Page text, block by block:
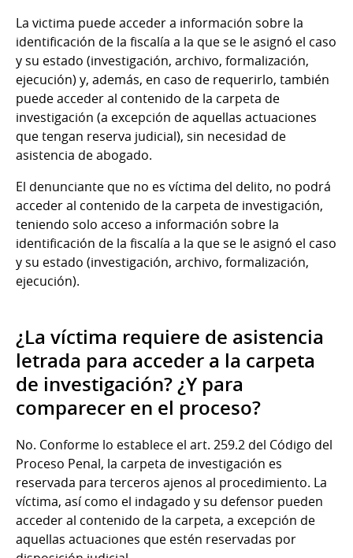
La victima puede acceder a información sobre la
identificación de la fiscalía a la que se le asignó el caso
y su estado (investigación, archivo, formalización,
ejecución) y, además, en caso de requerirlo, también
puede acceder al contenido de la carpeta de
investigación (a excepción de aquellas actuaciones
que tengan reserva judicial), sin necesidad de
asistencia de abogado.
El denunciante que no es víctima del delito, no podrá
acceder al contenido de la carpeta de investigación,
teniendo solo acceso a información sobre la
identificación de la fiscalía a la que se le asignó el caso
y su estado (investigación, archivo, formalización,
ejecución).
¿La víctima requiere de asistencia
letrada para acceder a la carpeta
de investigación? ¿Y para
comparecer en el proceso?
No. Conforme lo establece el art. 259.2 del Código del
Proceso Penal, la carpeta de investigación es
reservada para terceros ajenos al procedimiento. La
víctima, así como el indagado y su defensor pueden
acceder al contenido de la carpeta, a excepción de
aquellas actuaciones que estén reservadas por